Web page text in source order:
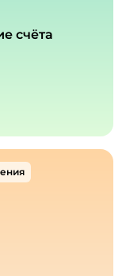
счёта